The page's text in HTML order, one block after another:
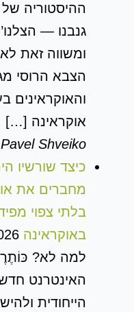
ההיסטוריה של
גנבנו —
ומשווה זאת
הצבא הרוסי
והאוקראינים
אוקראינה […]
Pavel Shveiko
כיצד שורשיו
מחברים את
בלתי צפוי
באוקראינה
למה לא?
האינטרנט
הייחודית